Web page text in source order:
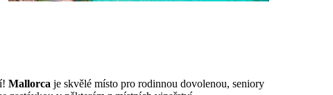
Mallorca je skvělé místo pro rodinnou dovolenou, seniory